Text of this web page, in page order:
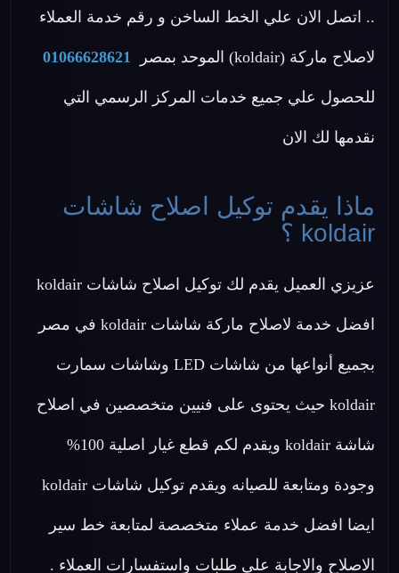
.. اتصل الان علي الخط الساخن و رقم خدمة العملاء
لاصلاح ماركة (koldair) الموحد بمصر 01066628621
للحصول علي جميع خدمات المركز الرسمي التي
نقدمها لك الان
ماذا يقدم توكيل اصلاح شاشات
koldair ؟
عزيزي العميل يقدم لك توكيل اصلاح شاشات koldair
افضل خدمة لاصلاح ماركة شاشات koldair في مصر
بجميع أنواعها من شاشات LED وشاشات سمارت
koldair حيث يحتوى على فنيين متخصصين في اصلاح
شاشة koldair ويقدم لكم قطع غيار اصلية 100%
وجودة ومتابعة للصيانه ويقدم توكيل شاشات koldair
ايضا افضل خدمة عملاء متخصصة لمتابعة خط سير
الاصلاح والاجابة علي طلبات واستفسارات العملاء .